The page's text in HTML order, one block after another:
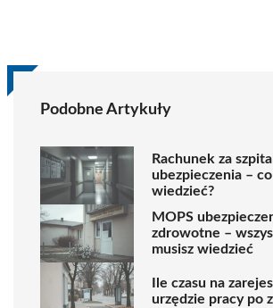
Podobne Artykuły
Rachunek za
ubezpieczenia –
wiedzieć?
MOPS
zdrowotne –
musisz wiedzieć
Ile czasu na
urzędzie pracy po